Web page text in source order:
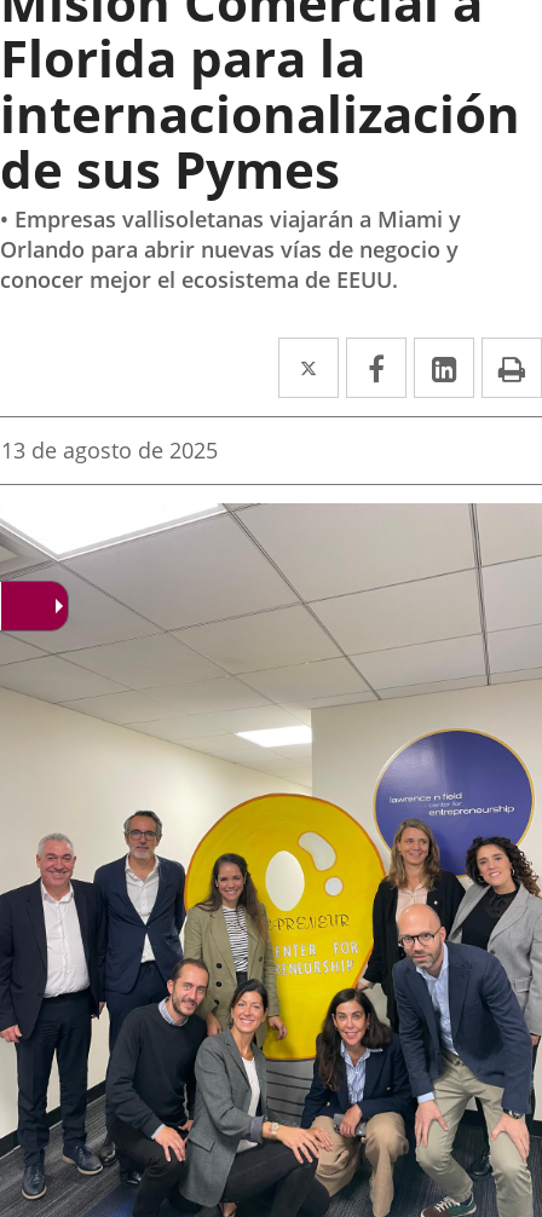
Florida para la
internacionalización
de sus Pymes
• Empresas vallisoletanas viajarán a Miami y
Orlando para abrir nuevas vías de negocio y
conocer mejor el ecosistema de EEUU.
Twitter
Enlace
a
aplicación
Facebook
Enlace
a
aplicación
externa.
Enlace
a
Fecha
la
noticia
13 de agosto de 2025